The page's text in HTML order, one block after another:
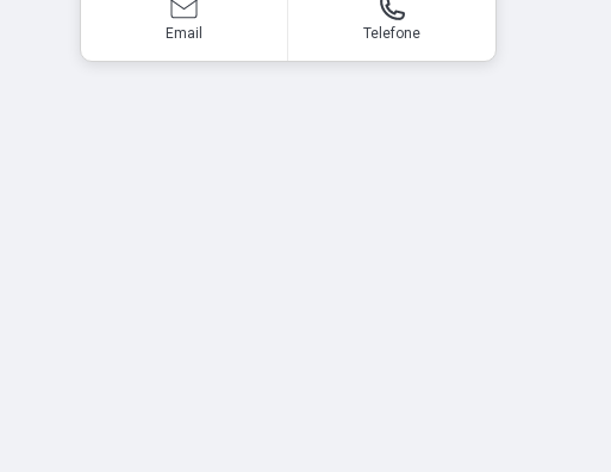
Email Telefone